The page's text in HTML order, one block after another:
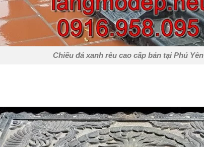
Chiếu đá xanh rêu cao cấp bán tại Phú Yên